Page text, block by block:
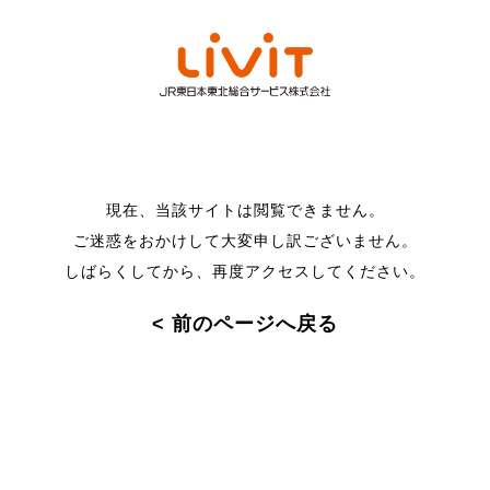
現在、当該サイトは閲覧できません。
ご迷惑をおかけして大変申し訳ございません。
しばらくしてから、再度アクセスしてください。
< 前のページへ戻る